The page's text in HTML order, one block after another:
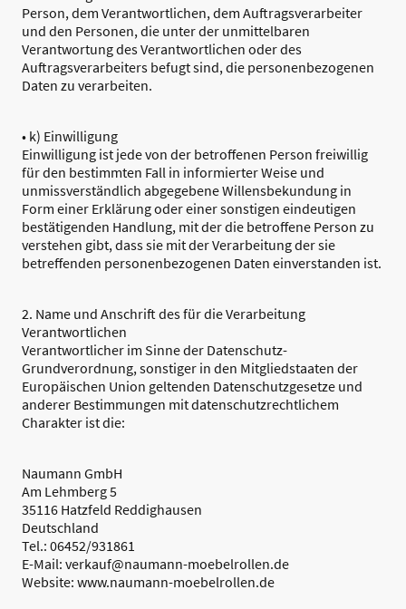
Person, dem Verantwortlichen, dem Auftragsverarbeiter
und den Personen, die unter der unmittelbaren
Verantwortung des Verantwortlichen oder des
Auftragsverarbeiters befugt sind, die personenbezogenen
Daten zu verarbeiten.
• k) Einwilligung
Einwilligung ist jede von der betroffenen Person freiwillig
für den bestimmten Fall in informierter Weise und
unmissverständlich abgegebene Willensbekundung in
Form einer Erklärung oder einer sonstigen eindeutigen
bestätigenden Handlung, mit der die betroffene Person zu
verstehen gibt, dass sie mit der Verarbeitung der sie
betreffenden personenbezogenen Daten einverstanden ist.
2. Name und Anschrift des für die Verarbeitung
Verantwortlichen
Verantwortlicher im Sinne der Datenschutz-
Grundverordnung, sonstiger in den Mitgliedstaaten der
Europäischen Union geltenden Datenschutzgesetze und
anderer Bestimmungen mit datenschutzrechtlichem
Charakter ist die:
Naumann GmbH
Am Lehmberg 5
35116 Hatzfeld Reddighausen
Deutschland
Tel.: 06452/931861
E-Mail: verkauf@naumann-moebelrollen.de
Website: www.naumann-moebelrollen.de